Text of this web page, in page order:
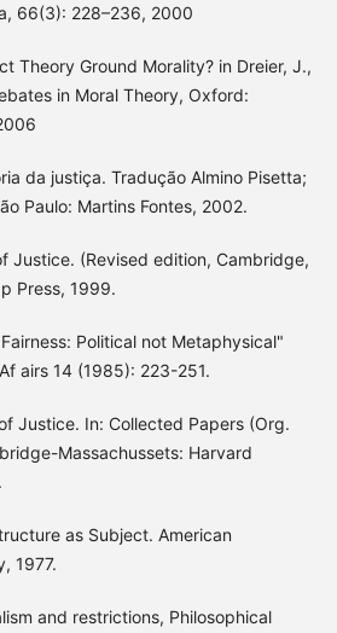
66(3): 228–236, 2000
Theory Ground Morality? in Dreier, J.,
in Moral Theory, Oxford:
da justiça. Tradução Almino Pisetta;
Paulo: Martins Fontes, 2002.
of Justice. (Revised edition, Cambridge,
Press, 1999.
Fairness: Political not Metaphysical"
airs 14 (1985): 223-251.
of Justice. In: Collected Papers (Org.
Massachussets: Harvard
Structure as Subject. American
1977.
and restrictions, Philosophical